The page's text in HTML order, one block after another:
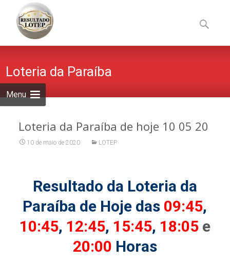
Menu
to
content
por:
Loteria da Paraíba
Loteria da Paraíba de hoje 10 05 20
10 de maio de 2020 LOTEP
Resultado da Loteria da
Paraíba de Hoje das 09:45,
10:45, 12:45, 15:45, 18:05 e
20:00 Horas